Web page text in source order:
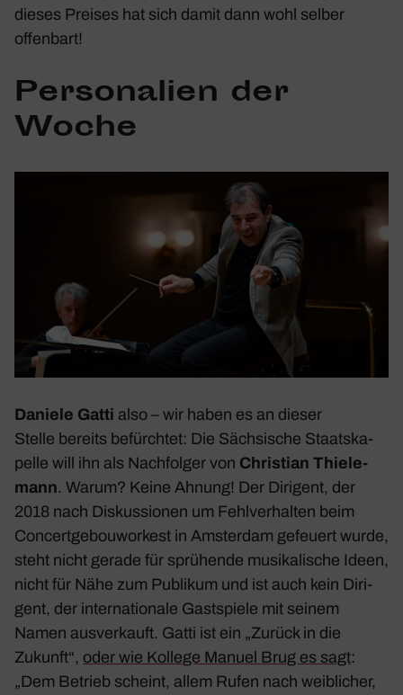
dieses Preises hat sich damit dann wohl selber
offen­bart!
Perso­na­lien der
Woche
Daniele Gatti also – wir haben es an dieser
Stelle bereits befürchtet: Die Säch­si­sche Staats­ka­
pelle will ihn als Nach­folger von Chris­tian Thie­le­
mann. Warum? Keine Ahnung! Der Diri­gent, der
2018 nach Diskus­sionen um Fehl­ver­halten beim
Concert­ge­bou­wor­kest in Amsterdam gefeuert wurde,
steht nicht gerade für sprü­hende musi­ka­li­sche Ideen,
nicht für Nähe zum Publikum und ist auch kein Diri­
gent, der inter­na­tio­nale Gast­spiele mit seinem
Namen ausver­kauft. Gatti ist ein „Zurück in die
Zukunft“, oder wie Kollege Manuel Brug es sagt:
„Dem Betrieb scheint, allem Rufen nach weib­li­cher,